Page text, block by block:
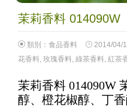
茉莉香料 014090W
類別： 食品香料 2014/04/
花香料 玫瑰香料 綠茶香料 紅茶
茉莉香料 014090W
醇、橙花椒醇、丁